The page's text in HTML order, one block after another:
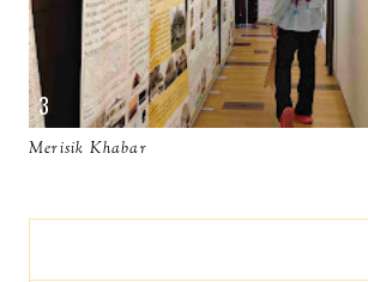
Merisik Khabar